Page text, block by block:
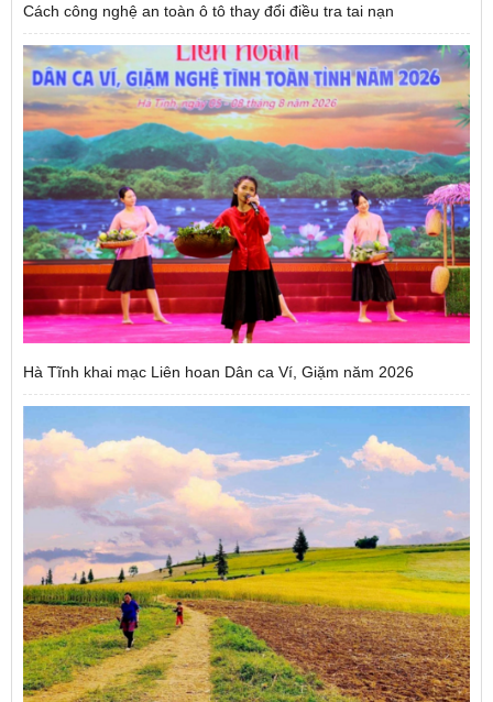
Cách công nghệ an toàn ô tô thay đổi điều tra tai nạn
Hà Tĩnh khai mạc Liên hoan Dân ca Ví, Giặm năm 2026